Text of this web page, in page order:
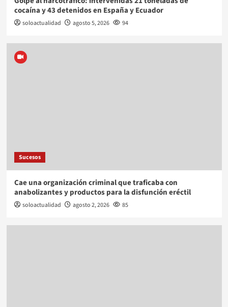
cocaína y 43 detenidos en España y Ecuador
soloactualidad agosto 5, 2026 94
Sucesos
Cae una organización criminal que traficaba con
anabolizantes y productos para la disfunción eréctil
soloactualidad agosto 2, 2026 85